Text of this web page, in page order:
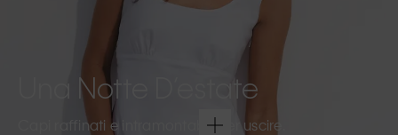
Una Notte D’estate
Capi raffinati e intramontabili per uscire.